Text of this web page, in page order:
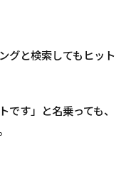
グと検索してもヒット
です」と名乗っても、